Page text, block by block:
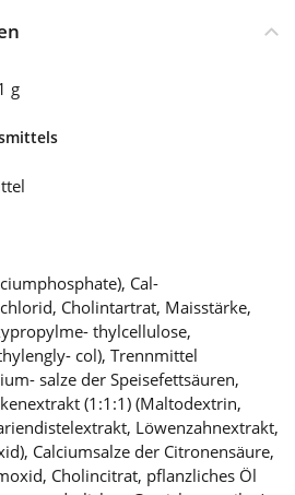
g
Cal-
Cholintartrat, Maisstärke,
thylcellulose,
col), Trennmittel
salze der Speisefettsäuren,
(1:1:1) (Maltodextrin,
Löwenzahnextrakt,
Calciumsalze der Citronensäure,
Cholincitrat, pflanzliches Öl